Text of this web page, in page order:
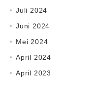
Juli 2024
Juni 2024
Mei 2024
April 2024
April 2023